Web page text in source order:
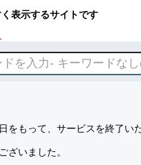
表示するサイトです
をもって、サービスを終了い
ざいました。